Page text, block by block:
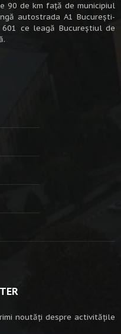
90 de km faţă de municipiul
autostrada A1 Bucureşti-
ce leagă Bucureştiul de
noutăți despre activitățile